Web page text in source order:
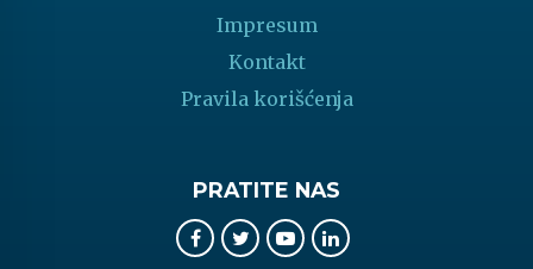
Impresum
Kontakt
Pravila korišćenja
PRATITE NAS